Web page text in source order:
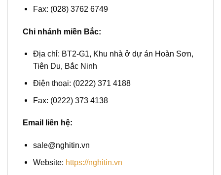
Fax: (028) 3762 6749
Chi nhánh miền Bắc:
Địa chỉ: BT2-G1, Khu nhà ở dự án Hoàn Sơn,
Tiên Du, Bắc Ninh
Điện thoại: (0222) 371 4188
Fax: (0222) 373 4138
Email liên hệ:
sale@nghitin.vn
Website: https://nghitin.vn